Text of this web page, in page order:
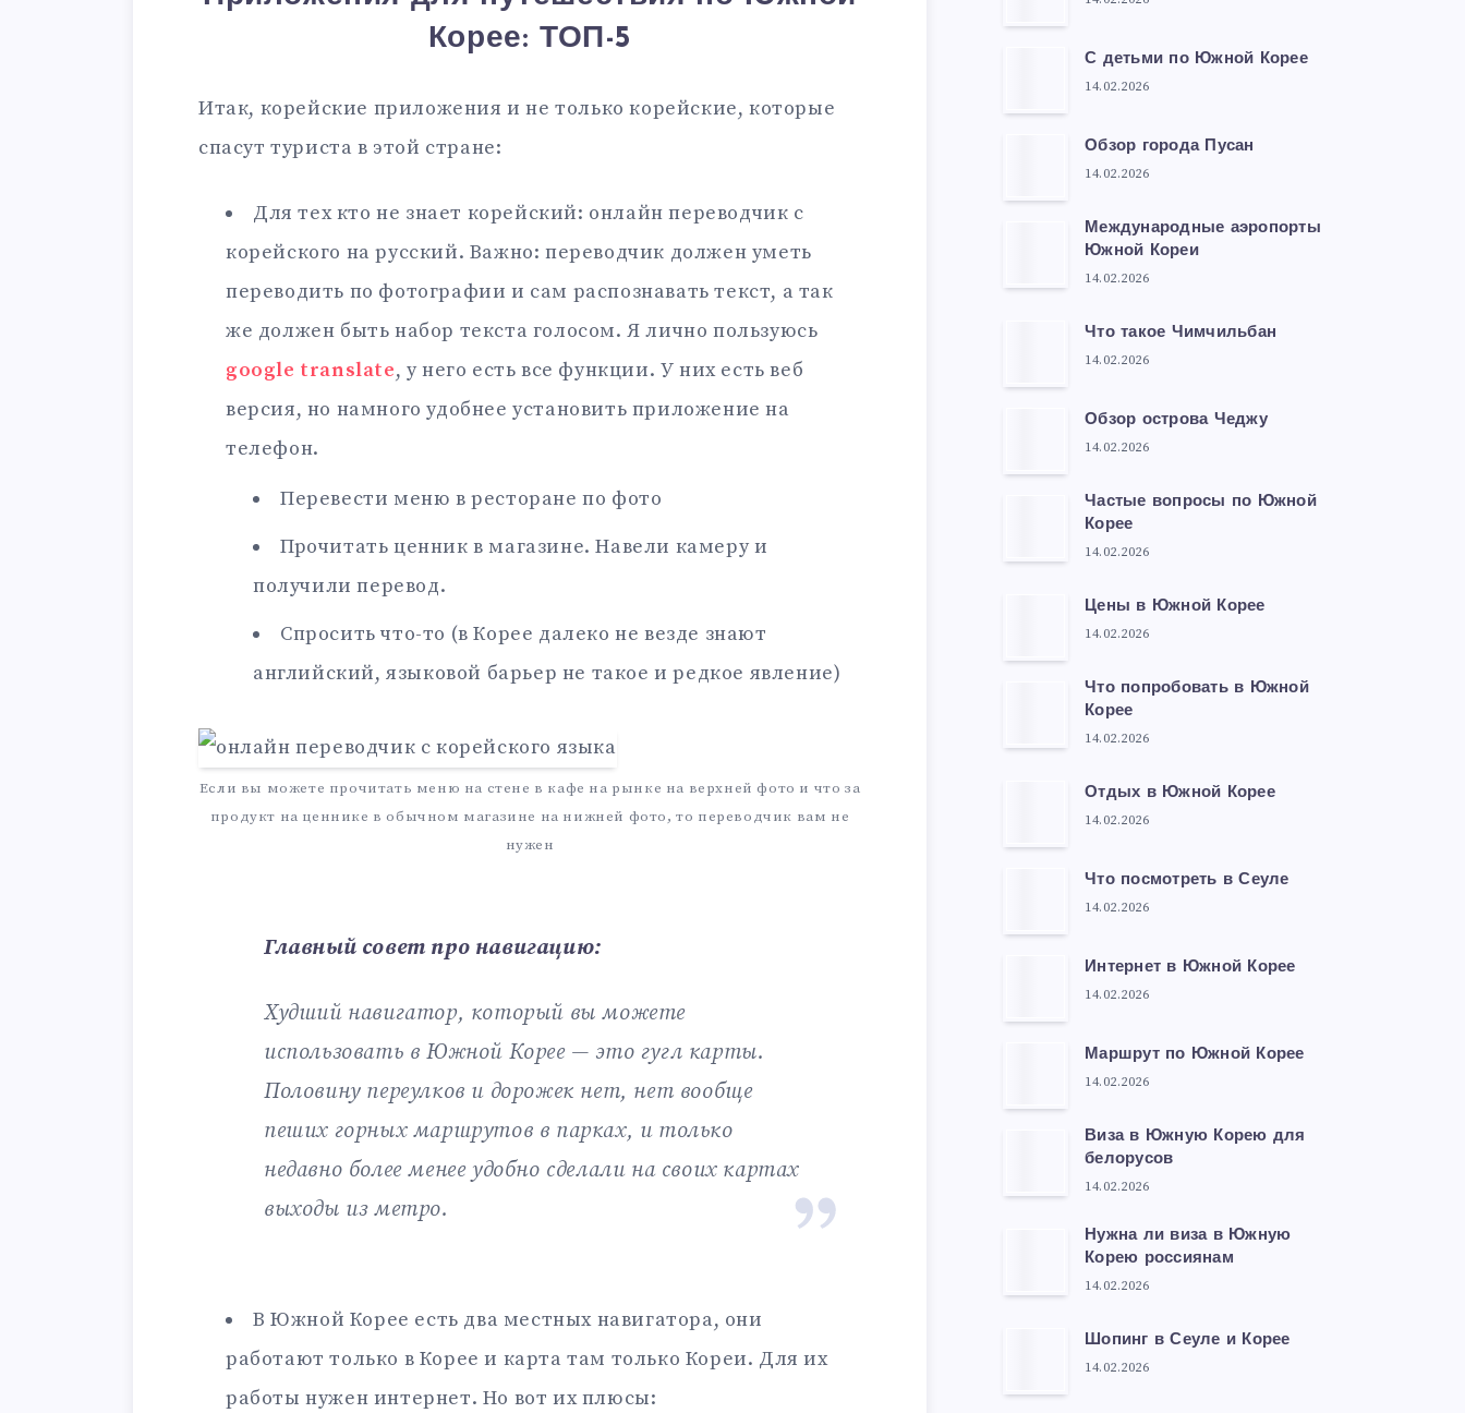
Корее: ТОП-5
Итак, корейские приложения и не только корейские, которые
спасут туриста в этой стране:
Для тех кто не знает корейский: онлайн переводчик с
корейского на русский. Важно: переводчик должен уметь
переводить по фотографии и сам распознавать текст, а так
же должен быть набор текста голосом. Я лично пользуюсь
google translate, у него есть все функции. У них есть веб
версия, но намного удобнее установить приложение на
телефон.
Перевести меню в ресторане по фото
Прочитать ценник в магазине. Навели камеру и
получили перевод.
Спросить что-то (в Корее далеко не везде знают
английский, языковой барьер не такое и редкое явление)
Если вы можете прочитать меню на стене в кафе на рынке на верхней фото и что за
продукт на ценнике в обычном магазине на нижней фото, то переводчик вам не
нужен
Главный совет про навигацию:
Худший навигатор, который вы можете
использовать в Южной Корее — это гугл карты.
Половину переулков и дорожек нет, нет вообще
пеших горных маршрутов в парках, и только
недавно более менее удобно сделали на своих картах
выходы из метро.
В Южной Корее есть два местных навигатора, они
работают только в Корее и карта там только Кореи. Для их
работы нужен интернет. Но вот их плюсы:
С детьми по Южной Корее
14.02.2026
Обзор города Пусан
14.02.2026
Международные аэропорты
Южной Кореи
14.02.2026
Что такое Чимчильбан
14.02.2026
Обзор острова Чеджу
14.02.2026
Частые вопросы по Южной
Корее
14.02.2026
Цены в Южной Корее
14.02.2026
Что попробовать в Южной
Корее
14.02.2026
Отдых в Южной Корее
14.02.2026
Что посмотреть в Сеуле
14.02.2026
Интернет в Южной Корее
14.02.2026
Маршрут по Южной Корее
14.02.2026
Виза в Южную Корею для
белорусов
14.02.2026
Нужна ли виза в Южную
Корею россиянам
14.02.2026
Шопинг в Сеуле и Корее
14.02.2026